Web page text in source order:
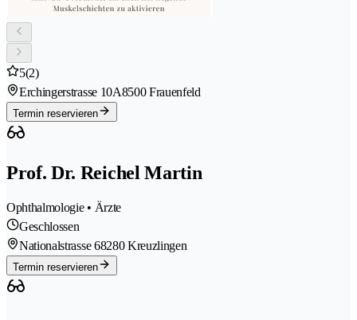
5(2)
Erchingerstrasse 10A8500 Frauenfeld
Termin reservieren
Prof. Dr. Reichel Martin
Ophthalmologie • Ärzte
Geschlossen
Nationalstrasse 68280 Kreuzlingen
Termin reservieren